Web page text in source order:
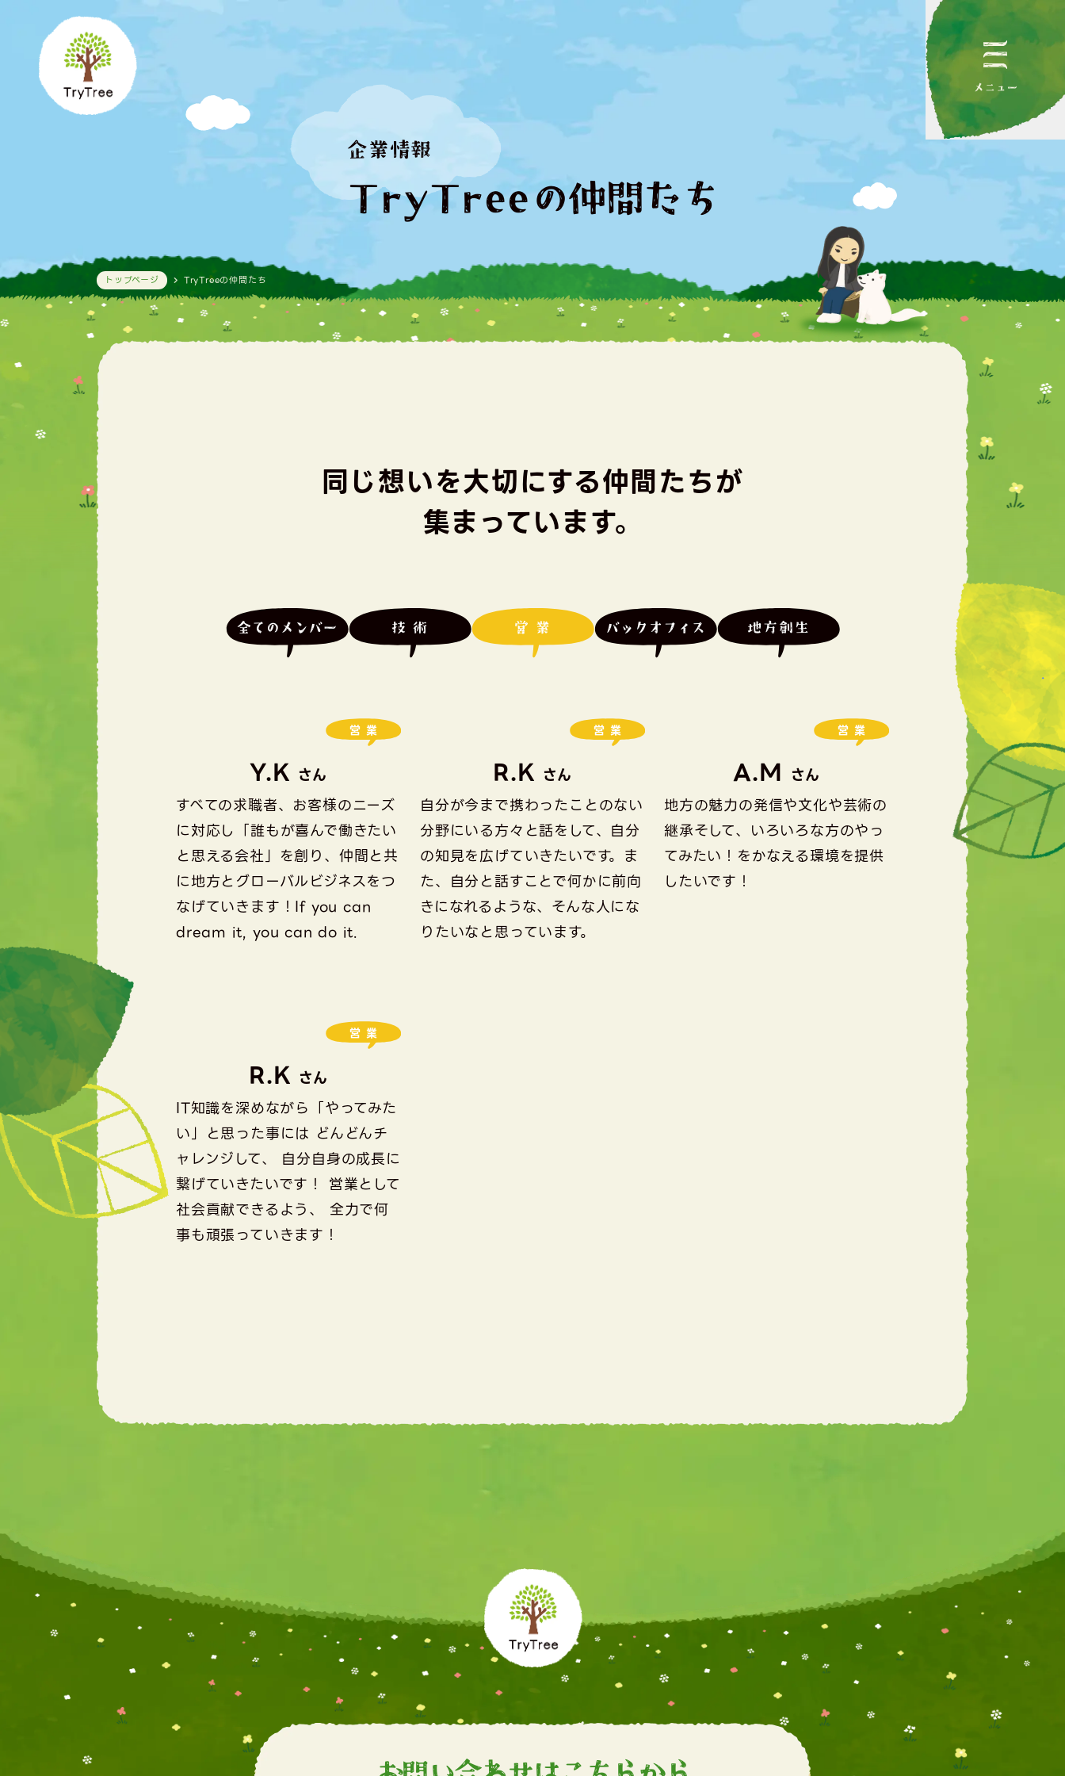
メニュー
企業情報
TryTreeの仲間たち
トップページ TryTreeの仲間たち
同じ想いを大切にする仲間たちが
集まっています。
全てのメンバー 技術 営業 バックオフィス 地方創生
営業
Y.K さん
すべての求職者、お客様のニーズ
に対応し「誰もが喜んで働きたい
と思える会社」を創り、仲間と共
に地方とグローバルビジネスをつ
なげていきます！If you can
dream it, you can do it.
営業
R.K さん
自分が今まで携わったことのない
分野にいる方々と話をして、自分
の知見を広げていきたいです。ま
た、自分と話すことで何かに前向
きになれるような、そんな人にな
りたいなと思っています。
営業
A.M さん
地方の魅力の発信や文化や芸術の
継承そして、いろいろな方のやっ
てみたい！をかなえる環境を提供
したいです！
営業
R.K さん
IT知識を深めながら「やってみた
い」と思った事には どんどんチ
ャレンジして、 自分自身の成長に
繋げていきたいです！ 営業として
社会貢献できるよう、 全力で何
事も頑張っていきます！